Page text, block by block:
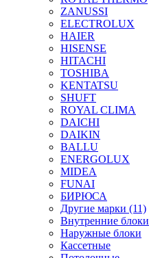
ZANUSSI
ELECTROLUX
HAIER
HISENSE
HITACHI
TOSHIBA
KENTATSU
SHUFT
ROYAL CLIMA
DAICHI
DAIKIN
BALLU
ENERGOLUX
MIDEA
FUNAI
БИРЮСА
Другие марки (11)
Внутренние блоки
Наружные блоки
Кассетные